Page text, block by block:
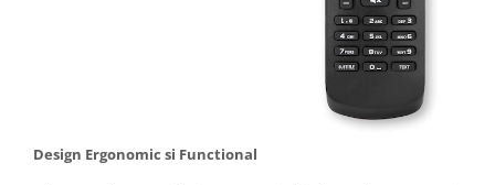
Design Ergonomic si Functional